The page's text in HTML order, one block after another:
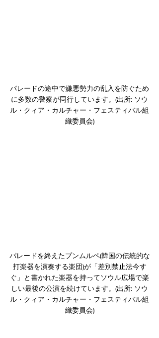
﻿パレードの途中で嫌悪勢力の乱入を防ぐため
に多数の警察が同行しています。(出所: ソウ
ル・クィア・カルチャー・フェスティバル組
織委員会)
﻿パレードを終えたプンムルペ(韓国の伝統的な
打楽器を演奏する楽団)が「差別禁止法今す
ぐ」と書かれた楽器を持ってソウル広場で楽
しい最後の公演を続けています。(出所: ソウ
ル・クィア・カルチャー・フェスティバル組
織委員会)